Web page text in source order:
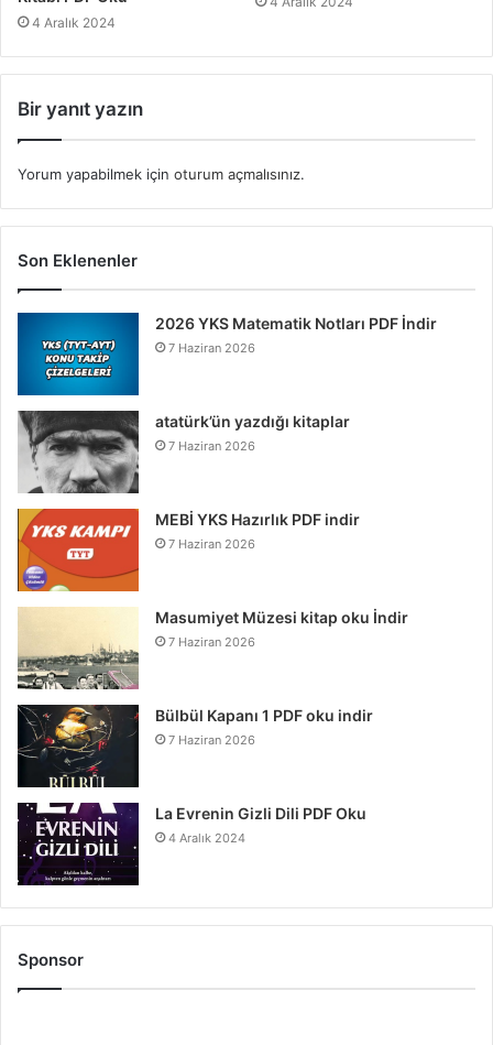
4 Aralık 2024
Bir yanıt yazın
Yorum yapabilmek için oturum açmalısınız.
Son Eklenenler
2026 YKS Matematik Notları PDF İndir
7 Haziran 2026
atatürk’ün yazdığı kitaplar
7 Haziran 2026
MEBİ YKS Hazırlık PDF indir
7 Haziran 2026
Masumiyet Müzesi kitap oku İndir
7 Haziran 2026
Bülbül Kapanı 1 PDF oku indir
7 Haziran 2026
La Evrenin Gizli Dili PDF Oku
4 Aralık 2024
Sponsor